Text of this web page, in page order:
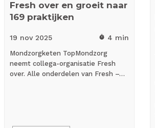
Fresh over en groeit naar
169 praktijken
19 nov 2025 timer 4 min
Mondzorgketen TopMondzorg
neemt collega-organisatie Fresh
over. Alle onderdelen van Fresh –…